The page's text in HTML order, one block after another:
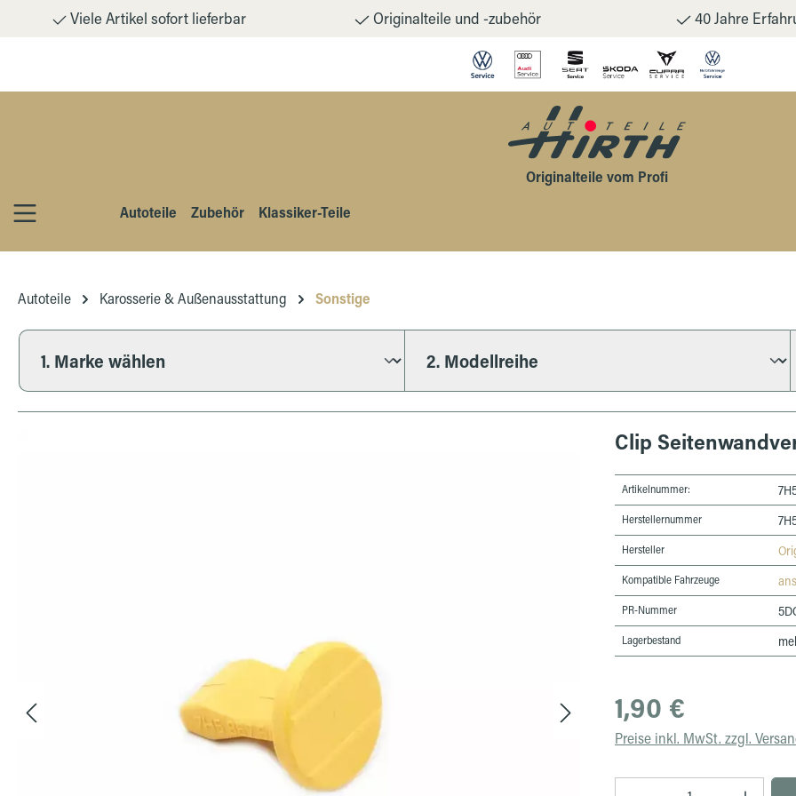
Hauptinhalt springen
Zur Suche springen
Zur Hauptnavigation springen
Viele Artikel sofort lieferbar Originalteile und -zubehör 40 Jahre
Originalteile vom Profi
Autoteile
Zubehör Klassiker-Teile
Autoteile Karosserie & Außenausstattung Sonstige
Clip
Artikelnummer:
Herstellernummer
Hersteller
Kompatible Fahrzeuge
PR-Nummer
Lagerbestand
Regulärer Preis:
1,90 €
Preise inkl. MwSt. zzgl.